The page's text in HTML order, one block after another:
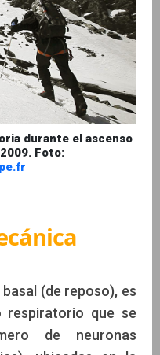
durante el ascenso
Foto:
(de reposo), es
respiratorio que se
de neuronas